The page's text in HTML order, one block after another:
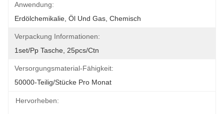
Anwendung:
Erdölchemikalie, Öl Und Gas, Chemisch
Verpackung Informationen:
1set/pp Tasche, 25pcs/ctn
Versorgungsmaterial-Fähigkeit:
50000-Teilig/Stücke Pro Monat
Hervorheben: